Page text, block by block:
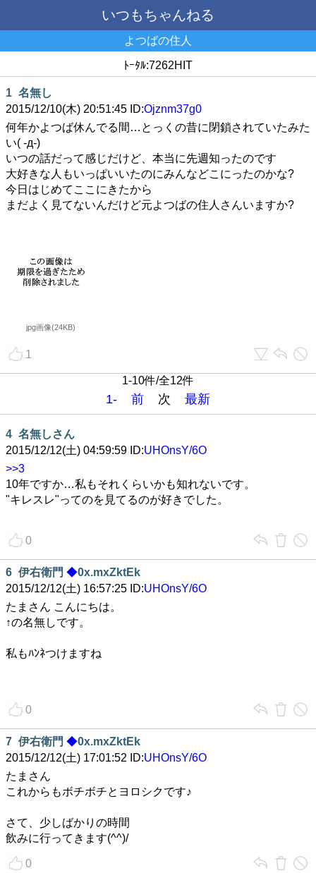
いつもちゃんねる
よつばの住人
ﾄｰﾀﾙ:7262HIT
1 名無し
2015/12/10(木) 20:51:45 ID:Ojznm37g0
何年かよつば休んでる間…とっくの昔に閉鎖されていたみた
い( -д-)
いつの話だって感じだけど、本当に先週知ったのです
大好きな人もいっぱいいたのにみんなどこにったのかな?
今日はじめてここにきたから
まだよく見てないんだけど元よつばの住人さんいますか?
jpg画像(24KB)
1
1-10件/全12件
1- 前 次 最新
4 名無しさん
2015/12/12(土) 04:59:59 ID:UHOnsY/6O
>>3
10年ですか…私もそれくらいかも知れないです。
"キレスレ"ってのを見てるのが好きでした。
0
6 伊右衛門 ◆0x.mxZktEk
2015/12/12(土) 16:57:25 ID:UHOnsY/6O
たまさん こんにちは。
↑の名無しです。
私もﾊﾝﾈつけますね
0
7 伊右衛門 ◆0x.mxZktEk
2015/12/12(土) 17:01:52 ID:UHOnsY/6O
たまさん
これからもボチボチとヨロシクです♪
さて、少しばかりの時間
飲みに行ってきます(^^)/
0